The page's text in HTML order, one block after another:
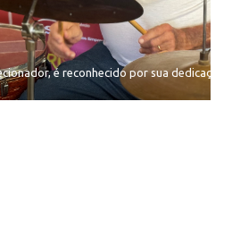
é reconhecido por sua dedicação